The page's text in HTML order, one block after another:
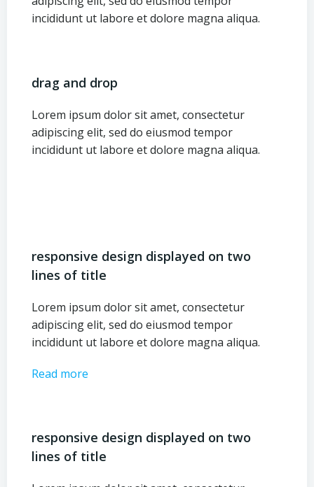
incididunt ut labore et dolore magna aliqua.
drag and drop
Lorem ipsum dolor sit amet, consectetur
adipiscing elit, sed do eiusmod tempor
incididunt ut labore et dolore magna aliqua.
responsive design displayed on two
lines of title
Lorem ipsum dolor sit amet, consectetur
adipiscing elit, sed do eiusmod tempor
incididunt ut labore et dolore magna aliqua.
Read more
responsive design displayed on two
lines of title